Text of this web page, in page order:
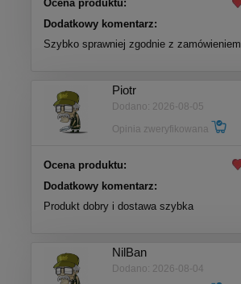
Ocena produktu:
Dodatkowy komentarz:
Szybko sprawniej zgodnie z zamówieniem.
Piotr
Dodano: 2026-08-05
Opinia zweryfikowana
Ocena produktu:
Dodatkowy komentarz:
Produkt dobry i dostawa szybka
NilBan
Dodano: 2026-08-04